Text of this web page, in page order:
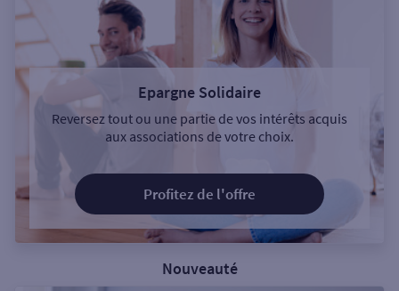
Epargne Solidaire
Reversez tout ou une partie de vos intérêts acquis
aux associations de votre choix.
Profitez de l'offre
Nouveauté